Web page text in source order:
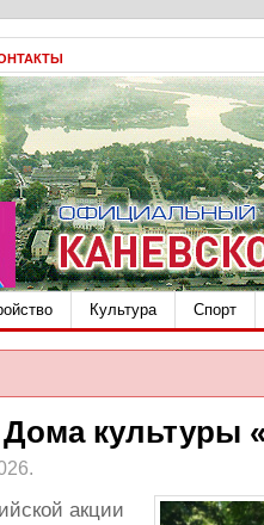
Культура Спорт
культуры
акции